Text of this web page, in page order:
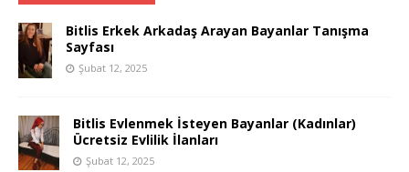
Bitlis Erkek Arkadaş Arayan Bayanlar Tanışma
Sayfası
Şubat 12, 2025
Bitlis Evlenmek İsteyen Bayanlar (Kadınlar)
Ücretsiz Evlilik İlanları
Şubat 12, 2025